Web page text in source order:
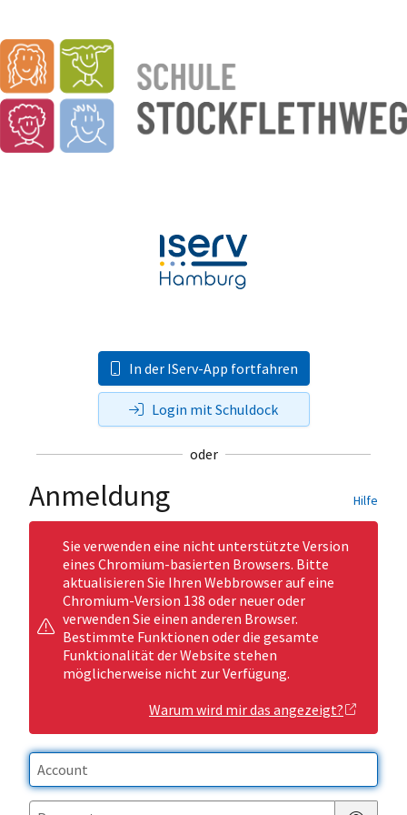
In der IServ-App fortfahren
Login mit Schuldock
oder
Anmeldung Hilfe
Sie verwenden eine nicht unterstützte Version
eines Chromium-basierten Browsers. Bitte
aktualisieren Sie Ihren Webbrowser auf eine
Chromium-Version 138 oder neuer oder
verwenden Sie einen anderen Browser.
Bestimmte Funktionen oder die gesamte
Funktionalität der Website stehen
möglicherweise nicht zur Verfügung.
Warum wird mir das angezeigt?